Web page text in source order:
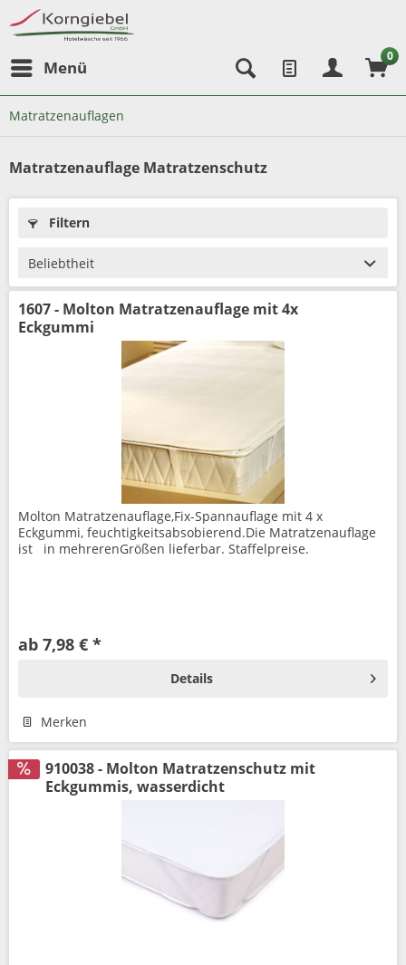
Menü
0
Matratzenauflagen
Matratzenauflage Matratzenschutz
Filtern
1607 - Molton Matratzenauflage mit 4x
Eckgummi
Molton Matratzenauflage,Fix-Spannauflage mit 4 x
Eckgummi, feuchtigkeitsabsobierend.Die Matratzenauflage
ist in mehrerenGrößen lieferbar. Staffelpreise.
ab 7,98 € *
Details
Merken
910038 - Molton Matratzenschutz mit
Eckgummis, wasserdicht